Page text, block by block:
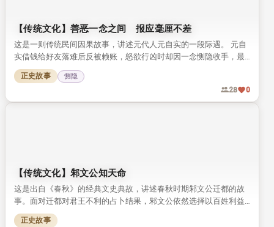
【传统文化】善恶一念之间 报应毫厘不差
这是一则传统民间因果故事，讲述元代人元自实的一段际遇。 元自
实借钱给好友落难后反被赖账，怒欲行凶时却因一念恻隐收手，最
终善恶各得报应。 故事点明核心：善恶只在一念之间，因果报应，
从来毫厘不差。
正史故事 恻隐
28 0
【传统文化】邾文公知天命
这是出自《春秋》的经典文史典故，讲述春秋时期邾文公迁都的故
事。面对迁都对君王不利的占卜结果，邾文公依然选择以百姓利益
为先。他的做法被古人评价为“知天命”，成为流传千年的君道佳
正史故事